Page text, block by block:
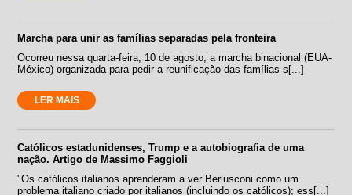
Marcha para unir as famílias separadas pela fronteira
Ocorreu nessa quarta-feira, 10 de agosto, a marcha binacional (EUA-
México) organizada para pedir a reunificação das famílias s[...]
LER MAIS
Católicos estadunidenses, Trump e a autobiografia de uma
nação. Artigo de Massimo Faggioli
"Os católicos italianos aprenderam a ver Berlusconi como um
problema italiano criado por italianos (incluindo os católicos); ess[...]